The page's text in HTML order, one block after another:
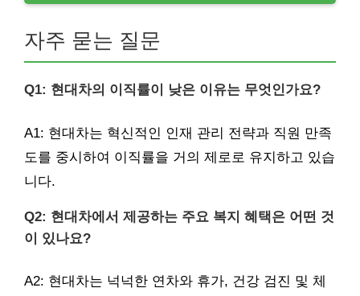
자주 묻는 질문
Q1: 현대차의 이직률이 낮은 이유는 무엇인가요?
A1: 현대차는 혁신적인 인재 관리 전략과 직원 만족
도를 중시하여 이직률을 거의 제로로 유지하고 있습
니다.
Q2: 현대차에서 제공하는 주요 복지 혜택은 어떤 것
이 있나요?
A2: 현대차는 넉넉한 연차와 휴가, 건강 검진 및 체